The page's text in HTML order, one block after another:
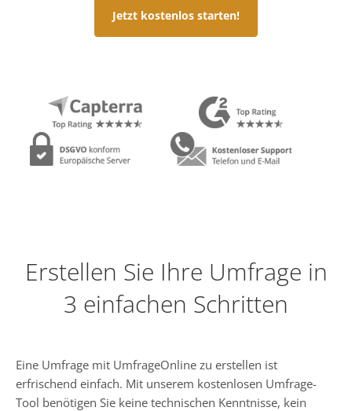
Jetzt kostenlos starten!
Erstellen Sie Ihre Umfrage in
3 einfachen Schritten
Eine Umfrage mit UmfrageOnline zu erstellen ist
erfrischend einfach. Mit unserem kostenlosen Umfrage-
Tool benötigen Sie keine technischen Kenntnisse, kein